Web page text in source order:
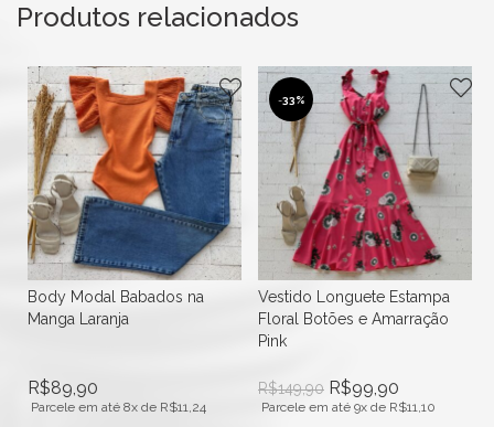
Produtos relacionados
Body Modal Babados na
Manga Laranja
R$89,90
Parcele em até 8x de R$11,24
-33%
Vestido Longuete Estampa
Floral Botões e Amarração
Pink
R$149,90 R$99,90
Parcele em até 9x de R$11,10